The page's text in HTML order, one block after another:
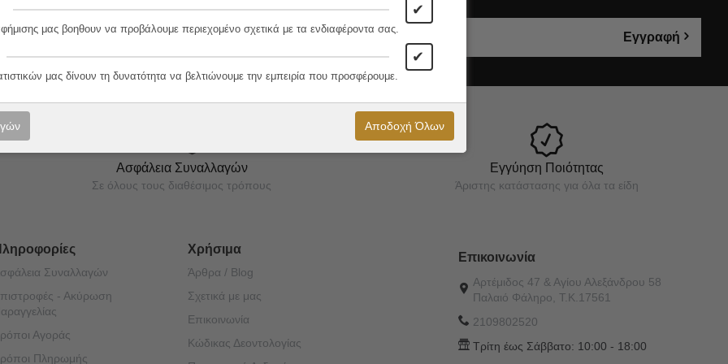
μας!
Εγγραφή
Ασφάλεια Συναλλαγών
Σε όλους τους διαθέσιμος τρόπους
Εγγύηση Ποιότητας
Άριστης κατάστασης για όλα τα είδη
Συναλλαγών
- Ακύρωση
Αγοράς
Πληρωμής
Χρήσιμα
Άρθρα / Blog
Σχετικά με μας
Επικοινωνία
Κώδικας Δεοντολογίας
Επικοινωνία
Αρτέμιδος 47 & Αγίου Αλεξάνδρου 58
Παλαιό Φάληρο, Τ.Κ.17561
2109802520
Τρίτη έως Σάββατο: 10:00 - 18:00
✔
μας βοηθουν να προβάλουμε περιεχομένο σχετικά με τα ενδιαφέροντα σας.
✔
μας δίνουν τη δυνατότητα να βελτιώνουμε την εμπειρία που προσφέρουμε.
Αποδοχή Όλων